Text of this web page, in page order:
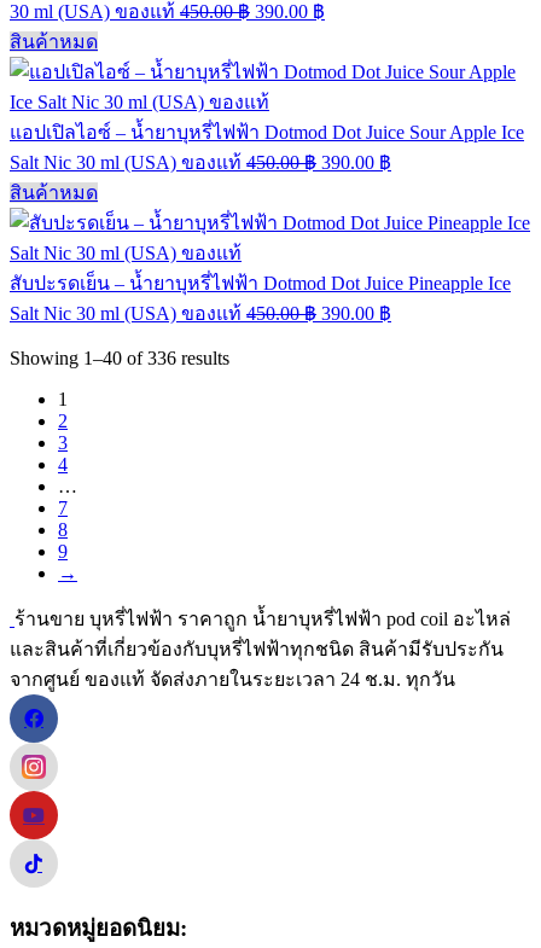
30 ml (USA) ของแท้ 450.00฿ 390.00 ฿
สินค้าหมด
แอปเปิลไอซ์ – น้ำยาบุหรี่ไฟฟ้า Dotmod Dot Juice Sour Apple Ice
Salt Nic 30 ml (USA) ของแท้ 450.00฿ 390.00 ฿
สินค้าหมด
สับปะรดเย็น – น้ำยาบุหรี่ไฟฟ้า Dotmod Dot Juice Pineapple Ice
Salt Nic 30 ml (USA) ของแท้ 450.00฿ 390.00 ฿
Showing 1–40 of336 results
1
2
3
4
…
7
8
9
→
ร้านขาย บุหรี่ไฟฟ้า ราคาถูก น้ำยาบุหรี่ไฟฟ้า pod coil อะไหล่
และสินค้าที่เกี่ยวข้องกับบุหรี่ไฟฟ้าทุกชนิด สินค้ามีรับประกัน
จากศูนย์ ของแท้ จัดส่งภายในระยะเวลา 24 ช.ม. ทุกวัน
หมวดหมู่ยอดนิยม: